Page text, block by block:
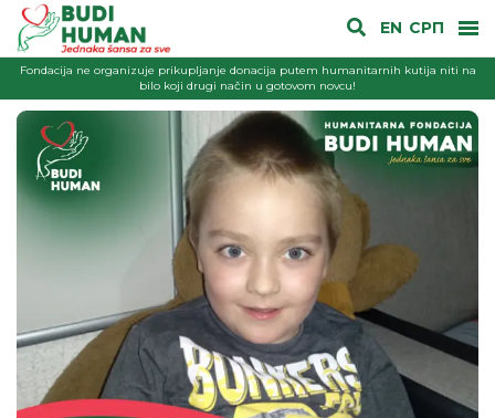
EN СРП
Fondacija ne organizuje prikupljanje donacija putem humanitarnih kutija niti na
bilo koji drugi način u gotovom novcu!